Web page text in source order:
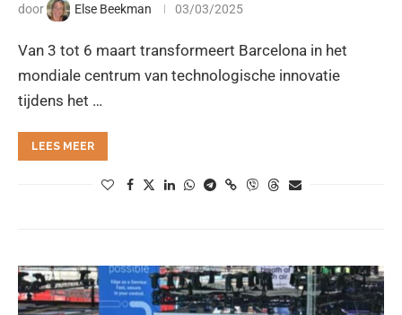
door Else Beekman 03/03/2025
Van 3 tot 6 maart transformeert Barcelona in het
mondiale centrum van technologische innovatie
tijdens het …
LEES MEER